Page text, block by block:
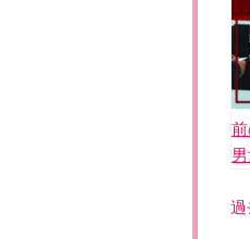
過